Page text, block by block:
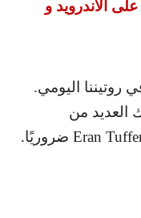
على الاندرويد و
روتيننا اليومي.
العديد من
Eran ضروريًا.